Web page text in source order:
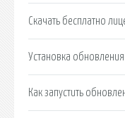
Скачать бесплатно
Установка
Как запустить